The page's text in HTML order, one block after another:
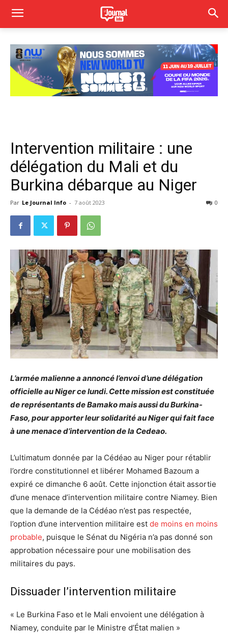
Intervention militaire : une
délégation du Mali et du
Burkina débarque au Niger
Par Le Journal Info - 7 août 2023 0
L’armée malienne a annoncé l’envoi d’une délégation
officielle au Niger ce lundi. Cette mission est constituée
de représentants de Bamako mais aussi du Burkina-
Faso, pour apporter leur solidarité au Niger qui fait face
à une menace d’intervention de la Cedeao.
L’ultimatum donnée par la Cédéao au Niger pour rétablir
l’ordre constitutionnel et libérer Mohamed Bazoum a
expiré ce dimanche 6 août. Cette injonction était assortie
d’une menace d’intervention militaire contre Niamey. Bien
que la demande de la Cédéao n’est pas respectée,
l’option d’une intervention militaire est de moins en moins
probable, puisque le Sénat du Nigéria n’a pas donné son
approbation nécessaire pour une mobilisation des
militaires du pays.
Dissuader l’intervention militaire
« Le Burkina Faso et le Mali envoient une délégation à
Niamey, conduite par le Ministre d’État malien »